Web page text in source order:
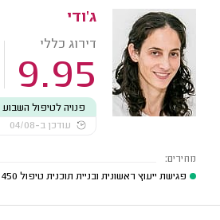
ג'ודי
דירוג כללי
9.95
פנויה לטיפול השבוע
עודכן ב-04/08
מחירים:
פגישת ייעוץ ראשונית ובניית תוכנית טיפול 450 - 450